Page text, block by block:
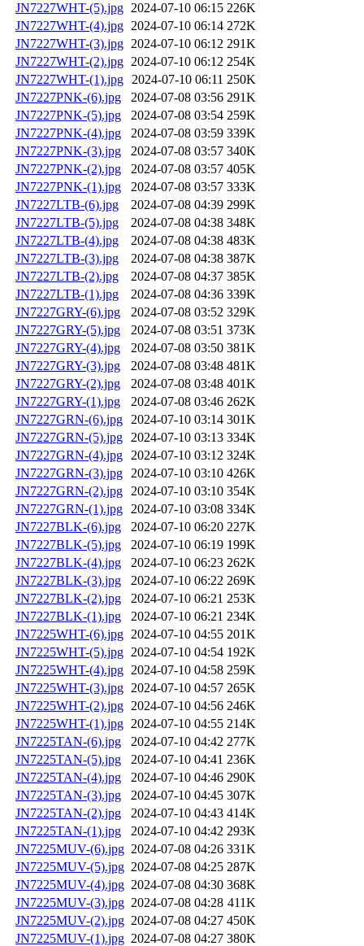
JN7227WHT-(5).jpg 2024-07-10 06:15 226K
JN7227WHT-(4).jpg 2024-07-10 06:14 272K
JN7227WHT-(3).jpg 2024-07-10 06:12 291K
JN7227WHT-(2).jpg 2024-07-10 06:12 254K
JN7227WHT-(1).jpg
2024-07-10 06:11 250K
JN7227PNK-(6).jpg
2024-07-08 03:56 291K
JN7227PNK-(5).jpg
2024-07-08 03:54 259K
JN7227PNK-(4).jpg
2024-07-08 03:59 339K
JN7227PNK-(3).jpg
2024-07-08 03:57 340K
JN7227PNK-(2).jpg
2024-07-08 03:57 405K
JN7227PNK-(1).jpg
2024-07-08 03:57 333K
JN7227LTB-(6).jpg
2024-07-08 04:39 299K
JN7227LTB-(5).jpg
2024-07-08 04:38 348K
JN7227LTB-(4).jpg
2024-07-08 04:38 483K
JN7227LTB-(3).jpg
2024-07-08 04:38 387K
JN7227LTB-(2).jpg
2024-07-08 04:37 385K
JN7227LTB-(1).jpg
2024-07-08 04:36 339K
JN7227GRY-(6).jpg
2024-07-08 03:52 329K
JN7227GRY-(5).jpg
2024-07-08 03:51 373K
JN7227GRY-(4).jpg
2024-07-08 03:50 381K
JN7227GRY-(3).jpg
2024-07-08 03:48 481K
JN7227GRY-(2).jpg
2024-07-08 03:48 401K
JN7227GRY-(1).jpg
2024-07-08 03:46 262K
JN7227GRN-(6).jpg
2024-07-10 03:14 301K
JN7227GRN-(5).jpg
2024-07-10 03:13 334K
JN7227GRN-(4).jpg
2024-07-10 03:12 324K
JN7227GRN-(3).jpg
2024-07-10 03:10 426K
JN7227GRN-(2).jpg
2024-07-10 03:10 354K
JN7227GRN-(1).jpg
2024-07-10 03:08 334K
JN7227BLK-(6).jpg
2024-07-10 06:20 227K
JN7227BLK-(5).jpg
2024-07-10 06:19 199K
JN7227BLK-(4).jpg
2024-07-10 06:23 262K
JN7227BLK-(3).jpg
2024-07-10 06:22 269K
JN7227BLK-(2).jpg
2024-07-10 06:21 253K
JN7227BLK-(1).jpg
2024-07-10 06:21 234K
JN7225WHT-(6).jpg 2024-07-10 04:55 201K
JN7225WHT-(5).jpg 2024-07-10 04:54 192K
JN7225WHT-(4).jpg 2024-07-10 04:58 259K
JN7225WHT-(3).jpg 2024-07-10 04:57 265K
JN7225WHT-(2).jpg 2024-07-10 04:56 246K
JN7225WHT-(1).jpg 2024-07-10 04:55 214K
JN7225TAN-(6).jpg
2024-07-10 04:42 277K
JN7225TAN-(5).jpg
2024-07-10 04:41 236K
JN7225TAN-(4).jpg
2024-07-10 04:46 290K
JN7225TAN-(3).jpg
2024-07-10 04:45 307K
JN7225TAN-(2).jpg
2024-07-10 04:43 414K
JN7225TAN-(1).jpg
2024-07-10 04:42 293K
JN7225MUV-(6).jpg 2024-07-08 04:26 331K
JN7225MUV-(5).jpg 2024-07-08 04:25 287K
JN7225MUV-(4).jpg 2024-07-08 04:30 368K
JN7225MUV-(3).jpg 2024-07-08 04:28 411K
JN7225MUV-(2).jpg 2024-07-08 04:27 450K
JN7225MUV-(1).jpg 2024-07-08 04:27 380K